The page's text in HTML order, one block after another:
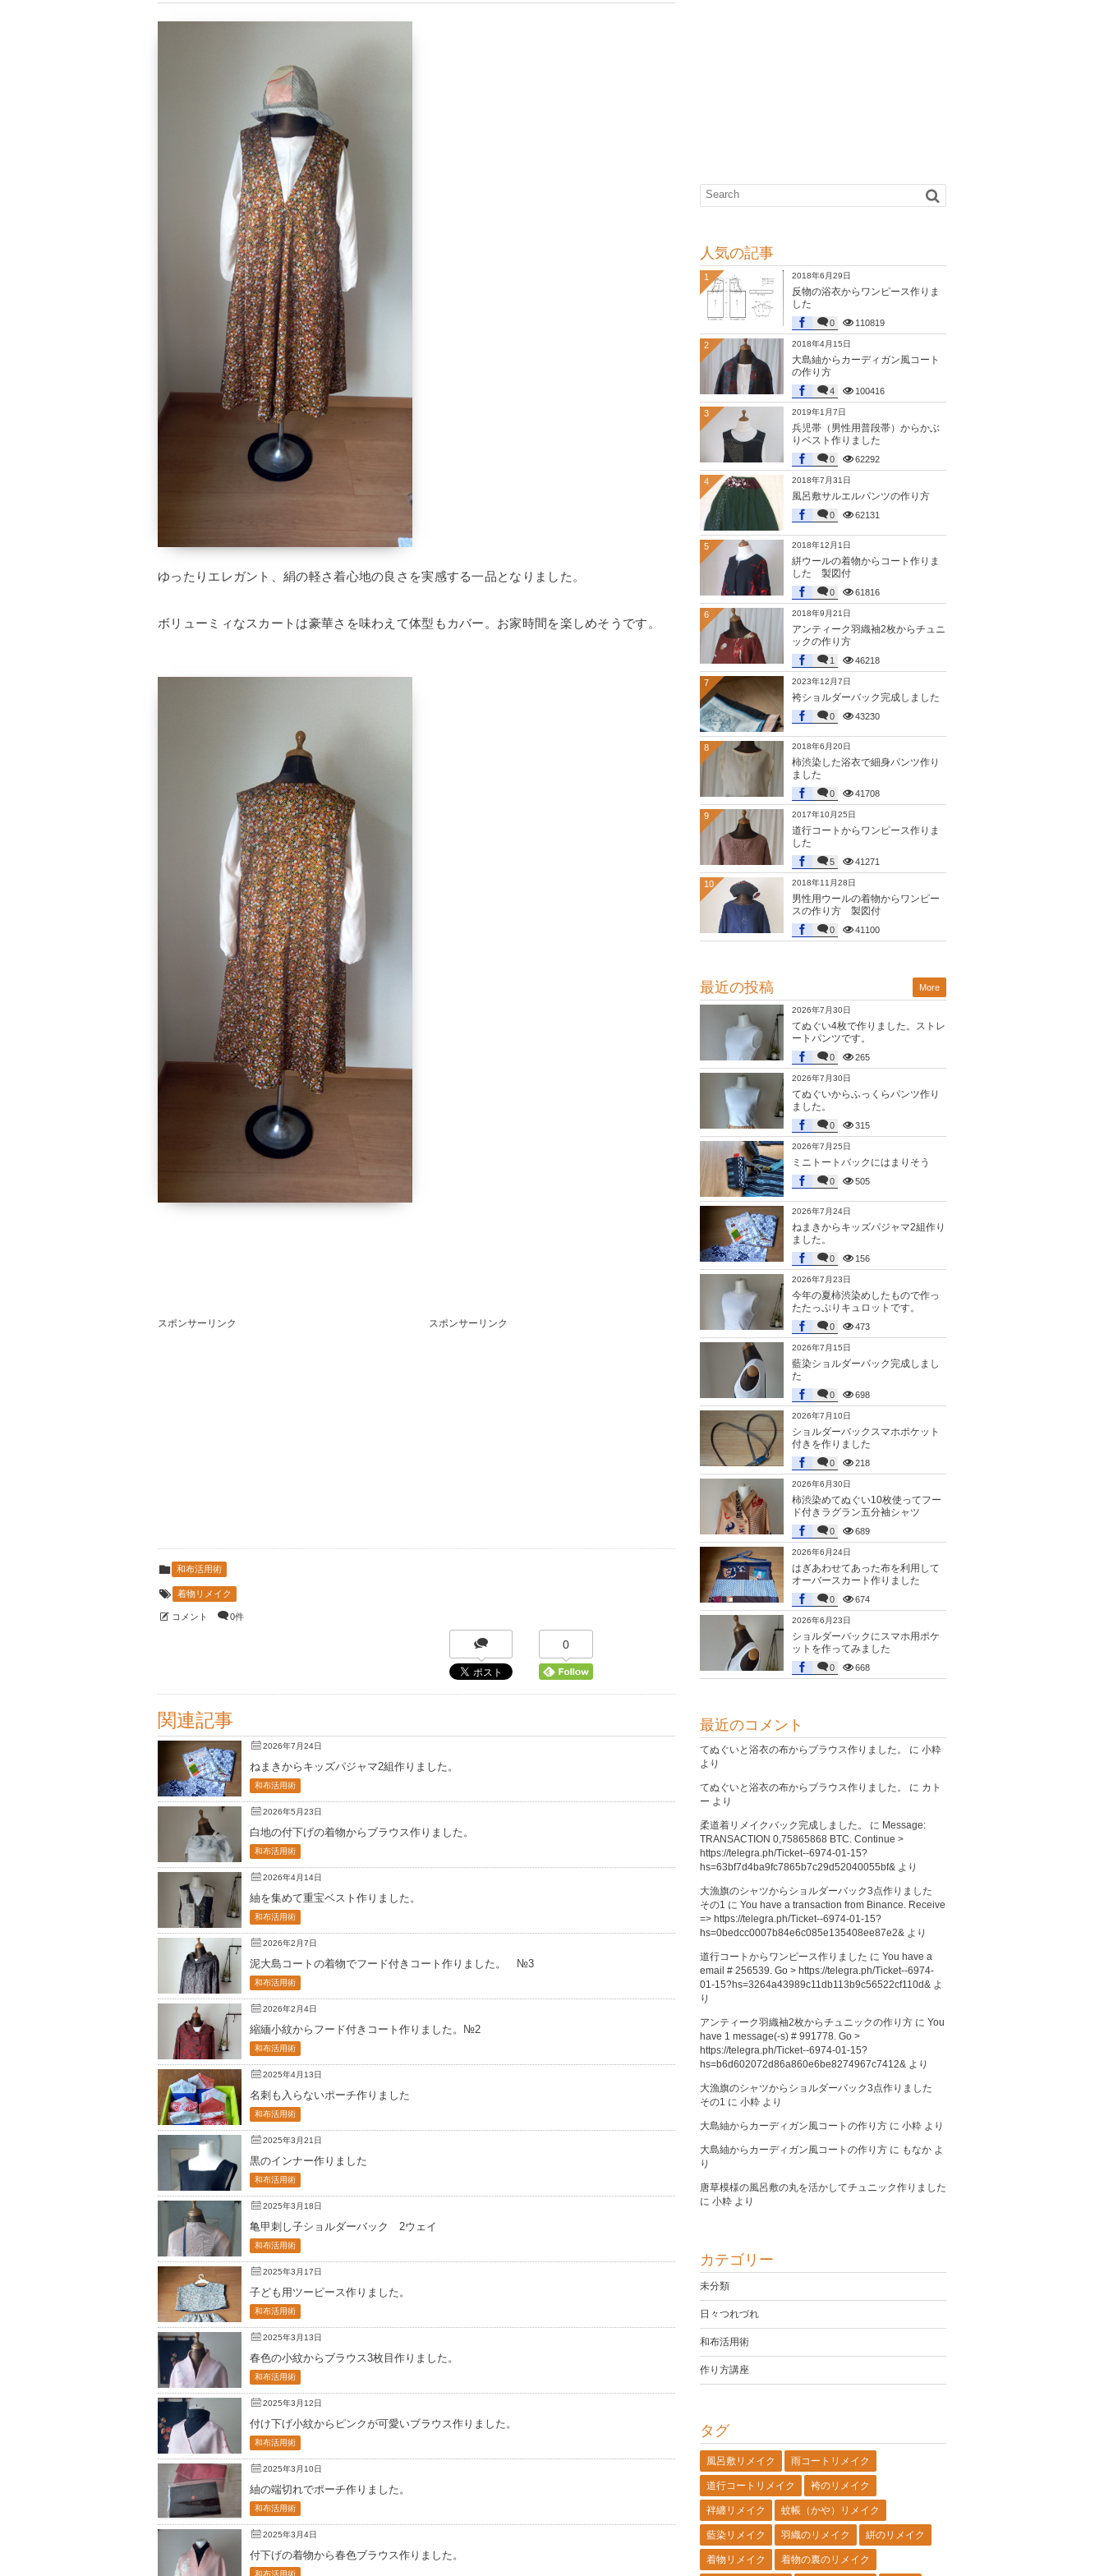
ゆったりエレガント、絹の軽さ着心地の良さを実感する一品となりました。
ボリューミィなスカートは豪華さを味わえて体型もカバー。お家時間を楽しめそうです。
スポンサーリンク スポンサーリンク
和布活用術
着物リメイク
コメント 0件
0
関連記事
2026年7月24日
ねまきからキッズパジャマ2組作りました。
和布活用術
2026年5月23日
白地の付下げの着物からブラウス作りました。
和布活用術
2026年4月14日
紬を集めて重宝ベスト作りました。
和布活用術
2026年2月7日
泥大島コートの着物でフード付きコート作りました。 №3
和布活用術
2026年2月4日
縮緬小紋からフード付きコート作りました。№2
和布活用術
2025年4月13日
名刺も入らないポーチ作りました
和布活用術
2025年3月21日
黒のインナー作りました
和布活用術
2025年3月18日
亀甲刺し子ショルダーバック 2ウェイ
和布活用術
2025年3月17日
子ども用ツーピース作りました。
和布活用術
2025年3月13日
春色の小紋からブラウス3枚目作りました。
和布活用術
2025年3月12日
付け下げ小紋からピンクが可愛いブラウス作りました。
和布活用術
2025年3月10日
紬の端切れでポーチ作りました。
和布活用術
2025年3月4日
付下げの着物から春色ブラウス作りました。
和布活用術
人気の記事
2018年6月29日
反物の浴衣からワンピース作りま
した
0 110819
1
2018年4月15日
大島紬からカーディガン風コート
の作り方
4 100416
2
2019年1月7日
兵児帯（男性用普段帯）からかぶ
りベスト作りました
0 62292
3
2018年7月31日
風呂敷サルエルパンツの作り方
0 62131
4
2018年12月1日
絣ウールの着物からコート作りま
した 製図付
0 61816
5
2018年9月21日
アンティーク羽織袖2枚からチュニ
ックの作り方
1 46218
6
2023年12月7日
袴ショルダーバック完成しました
0 43230
7
2018年6月20日
柿渋染した浴衣で細身パンツ作り
ました
0 41708
8
2017年10月25日
道行コートからワンピース作りま
した
5 41271
9
2018年11月28日
男性用ウールの着物からワンピー
スの作り方 製図付
0 41100
10
最近の投稿
2026年7月30日
てぬぐい4枚で作りました。ストレ
ートパンツです。
0 265
2026年7月30日
てぬぐいからふっくらパンツ作り
ました。
0 315
2026年7月25日
ミニトートバックにはまりそう
0 505
2026年7月24日
ねまきからキッズパジャマ2組作り
ました。
0 156
2026年7月23日
今年の夏柿渋染めしたもので作っ
たたっぷりキュロットです。
0 473
2026年7月15日
藍染ショルダーバック完成しまし
た
0 698
2026年7月10日
ショルダーバックスマホポケット
付きを作りました
0 218
2026年6月30日
柿渋染めてぬぐい10枚使ってフー
ド付きラグラン五分袖シャツ
0 689
2026年6月24日
はぎあわせてあった布を利用して
オーバースカート作りました
0 674
2026年6月23日
ショルダーバックにスマホ用ポケ
ットを作ってみました
0 668
More
最近のコメント
てぬぐいと浴衣の布からブラウス作りました。 に 小粋
より
てぬぐいと浴衣の布からブラウス作りました。 に カト
ー より
柔道着リメイクバック完成しました。 に Message:
TRANSACTION 0,75865868 BTC. Continue >
https://telegra.ph/Ticket--6974-01-15?
hs=63bf7d4ba9fc7865b7c29d52040055bf& より
大漁旗のシャツからショルダーバック3点作りました
その1 に You have a transaction from Binance. Receive
=> https://telegra.ph/Ticket--6974-01-15?
hs=0bedcc0007b84e6c085e135408ee87e2& より
道行コートからワンピース作りました に You have a
email # 256539. Go > https://telegra.ph/Ticket--6974-
01-15?hs=3264a43989c11db113b9c56522cf110d& よ
り
アンティーク羽織袖2枚からチュニックの作り方 に You
have 1 message(-s) # 991778. Go >
https://telegra.ph/Ticket--6974-01-15?
hs=b6d602072d86a860e6be8274967c7412& より
大漁旗のシャツからショルダーバック3点作りました
その1 に 小粋 より
大島紬からカーディガン風コートの作り方 に 小粋 より
大島紬からカーディガン風コートの作り方 に もなか よ
り
唐草模様の風呂敷の丸を活かしてチュニック作りました
に 小粋 より
カテゴリー
未分類
日々つれづれ
和布活用術
作り方講座
タグ
風呂敷リメイク 雨コートリメイク
道行コートリメイク 袴のリメイク
袢纏リメイク 蚊帳（かや）リメイク
藍染リメイク 羽織のリメイク 絣のリメイク
着物リメイク 着物の裏のリメイク